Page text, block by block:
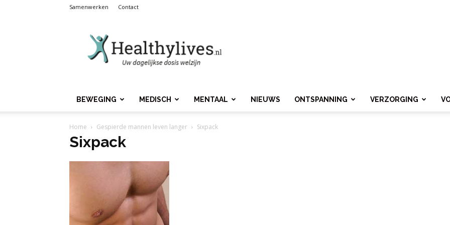
Samenwerken Contact
BEWEGING MEDISCH MENTAAL NIEUWS ONTSPANNING VERZORGING
Home Gespierde mannen leven langer Sixpack
Sixpack